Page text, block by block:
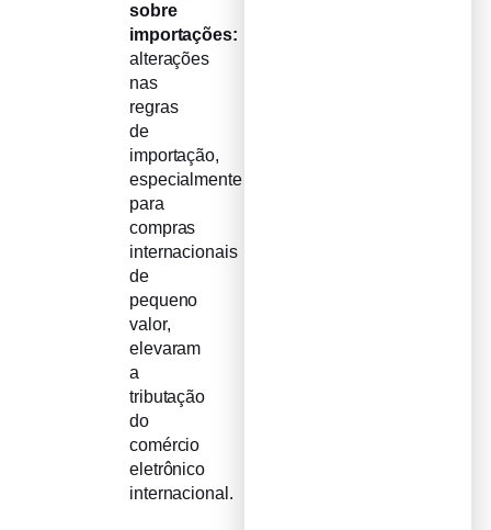
sobre
importações:
alterações
nas
regras
de
importação,
especialmente
para
compras
internacionais
de
pequeno
valor,
elevaram
a
tributação
do
comércio
eletrônico
internacional.